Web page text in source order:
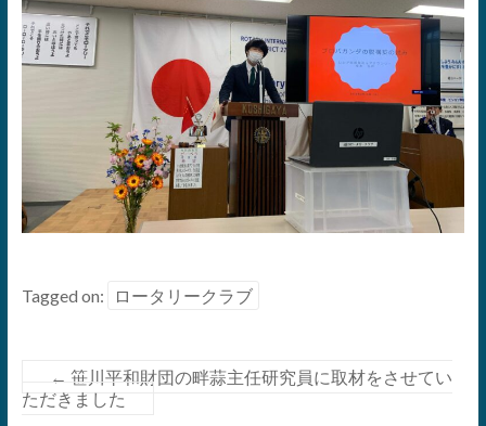
Tagged on: ロータリークラブ
← 笹川平和財団の畔蒜主任研究員に取材をさせてい
ただきました